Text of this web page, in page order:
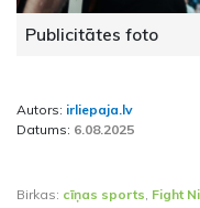
Publicitātes foto
Autors: irliepaja.lv
Datums: 6.08.2025
Birkas: cīņas sports Fight